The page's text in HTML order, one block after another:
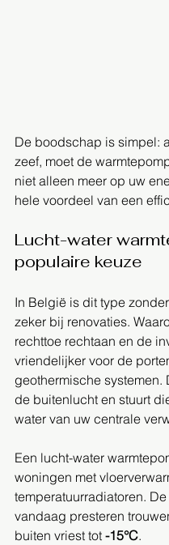
De boodschap is simpel:
zeef, moet de
niet alleen meer op uw
hele voordeel van een
Lucht-water
populaire keuze
In België is dit type
zeker bij renovaties.
rechttoe rechtaan en de
vriendelijker voor de
geothermische systemen.
de buitenlucht en stuurt
water van uw centrale
Een lucht-water
woningen met
temperatuurradiatoren.
vandaag presteren
buiten vriest tot -15°C.